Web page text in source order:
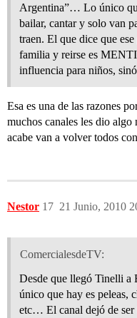
Argentina”… Lo único
bailar, cantar y solo van
traen. El que dice que
familia y reirse es
influencia para niños,
Esa es una de las razones
muchos canales les dio algo
acabe van a volver todos
Nestor 21 Junio, 2010
17
ComercialesdeTV:
Desde que llegó Tinelli a
único que hay es peleas,
etc… El canal dejó de ser